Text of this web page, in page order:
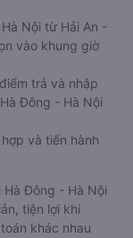
Nội từ Hải An -
vào khung giờ
trả và nhập
Đông - Hà Nội
và tiến hành
Đông - Hà Nội
tiện lợi khi
khác nhau